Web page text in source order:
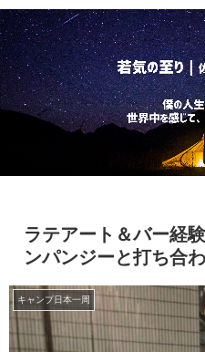
ラテアート＆バー経
ンパンジーと打ち合わ
キャンプ日本一周